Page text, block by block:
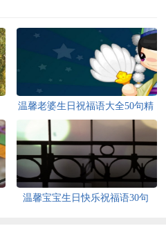
温馨老婆生日祝福语大全50句精
温馨宝宝生日快乐祝福语30句